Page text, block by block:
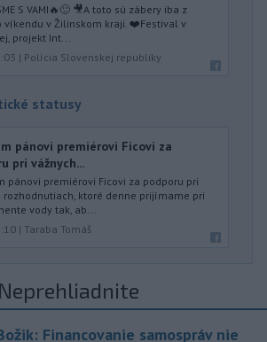
S VAMI🔥🙂 🎥A toto sú zábery iba z
víkendu v Žilinskom kraji. ❤️Festival v
projekt Int...
| Polícia Slovenskej republiky
statusy
pánovi premiérovi Ficovi za
pri vážnych...
pánovi premiérovi Ficovi za podporu pri
rozhodnutiach, ktoré denne prijímame pri
vody tak, ab...
| Taraba Tomáš
Neprehliadnite
Financovanie samospráv nie